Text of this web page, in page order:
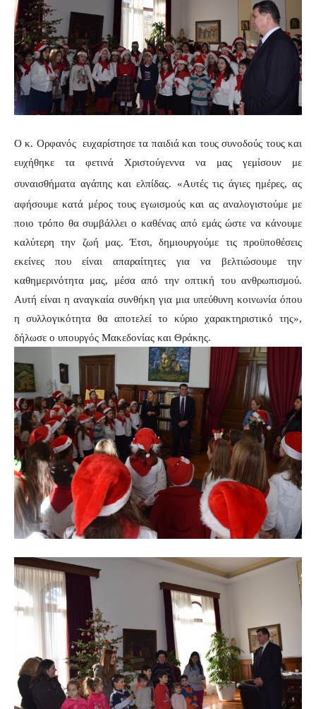
Ο κ. Ορφανός ευχαρίστησε τα παιδιά και τους συνοδούς τους και
ευχήθηκε τα φετινά Χριστούγεννα να μας γεμίσουν με
συναισθήματα αγάπης και ελπίδας.
«Αυτές τις άγιες ημέρες, ας
αφήσουμε κατά μέρος τους εγωισμούς και ας αναλογιστούμε με
ποιο τρόπο θα συμβάλλει ο καθένας από εμάς ώστε να κάνουμε
καλύτερη την ζωή μας. Έτσι, δημιουργούμε τις προϋποθέσεις
εκείνες που είναι απαραίτητες για να βελτιώσουμε την
καθημερινότητα μας, μέσα από την οπτική του ανθρωπισμού.
Αυτή είναι η αναγκαία συνθήκη για μια υπεύθυνη κοινωνία όπου
η συλλογικότητα θα αποτελεί το κύριο χαρακτηριστικό της»,
δήλωσε ο υπουργός Μακεδονίας και Θράκης.